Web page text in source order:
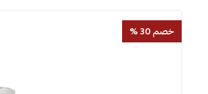
خصم 30 %